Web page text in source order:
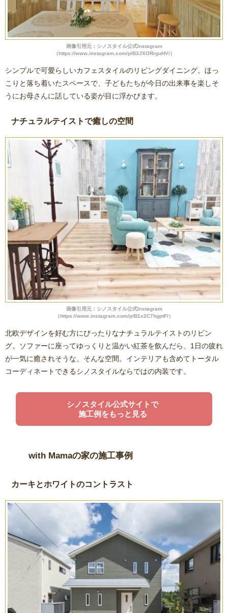
画像引用元：シノスタイル公式Instagram
（https://www.instagram.com/p/B3JXORrguHV/）
シンプルで可愛らしいカフェスタイルのリビングダイニング。ほっ
こりと落ち着いたスペースで、子どもたちが今日の出来事を楽しそ
うにお母さんに話している姿が目に浮かびます。
ナチュラルテイストで癒しの空間
画像引用元：シノスタイル公式Instagram
（https://www.instagram.com/p/B1x2C7hgptF/）
北欧デザインを好む方にぴったりなナチュラルテイストのリビン
グ。ソファーに座ってゆっくりと温かい紅茶を飲んだら、1日の疲れ
が一気に癒されそうな、そんな空間。インテリアも含めてトータル
コーディネートできるシノスタイルならではの内装です。
シノスタイル公式サイトで
施工例をもっと見る
with Mamaの家の施工事例
カーキとホワイトのコントラスト